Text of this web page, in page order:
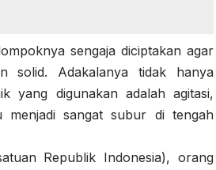
sengaja diciptakan agar
solid. Adakalanya tidak hanya
yang digunakan adalah agitasi,
menjadi sangat subur di tengah
Republik Indonesia), orang